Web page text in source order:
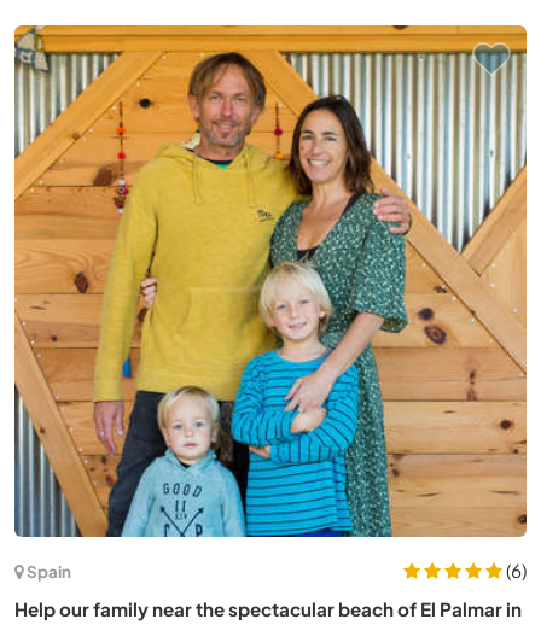
Spain
(6)
Help our family near the spectacular beach of El Palmar in